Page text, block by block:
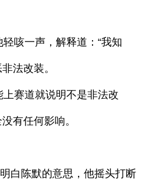
咳一声，解释道：“我知
法改装。
赛道就说明不是非法改
有任何影响。
白陈默的意思，他摇头打断